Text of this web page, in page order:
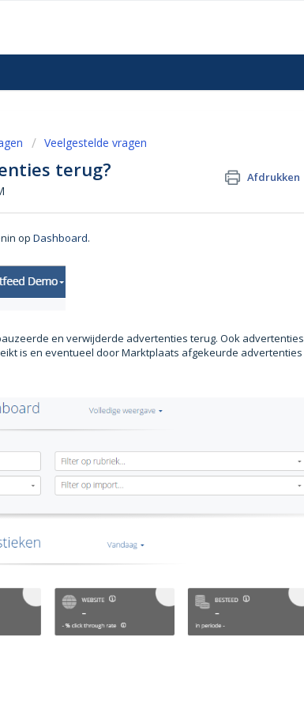
Veelgestelde vragen
terug? Afdrukken
op Dashboard.
en verwijderde advertenties terug. Ook advertenties
is en eventueel door Marktplaats afgekeurde advertenties